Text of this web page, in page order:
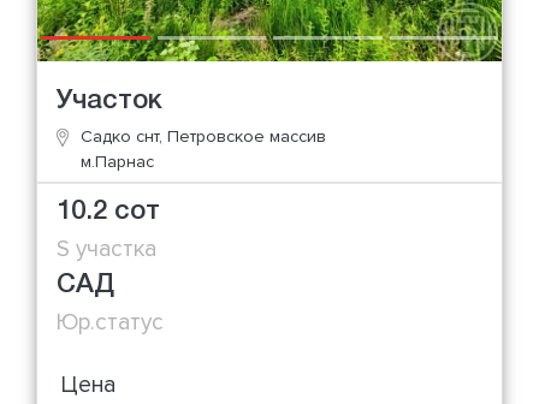
Участок
Садко снт, Петровское массив
м.Парнас
10.2 сот
S участка
САД
Юр.статус
Цена